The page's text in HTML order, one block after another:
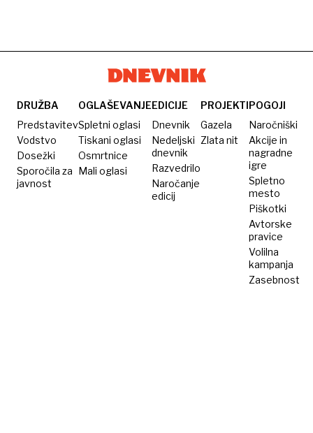
DRUŽBA
Predstavitev
Vodstvo
Dosežki
Sporočila za
javnost
OGLAŠEVANJE
Spletni oglasi
Tiskani oglasi
Osmrtnice
Mali oglasi
EDICIJE
Dnevnik
Nedeljski
dnevnik
Razvedrilo
Naročanje
edicij
PROJEKTI
Gazela
Zlata nit
POGOJI
Naročniški
Akcije in
nagradne
igre
Spletno
mesto
Piškotki
Avtorske
pravice
Volilna
kampanja
Zasebnost